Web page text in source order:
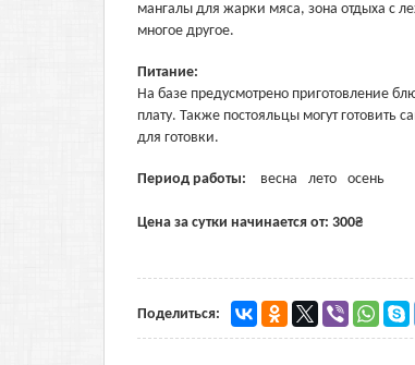
мангалы для жарки мяса, зона отдыха с
многое другое.
Питание:
На базе предусмотрено приготовление
плату. Также постояльцы могут готовить
для готовки.
Период работы: весна лето осень
Цена за сутки начинается от: 300₴
Поделиться: